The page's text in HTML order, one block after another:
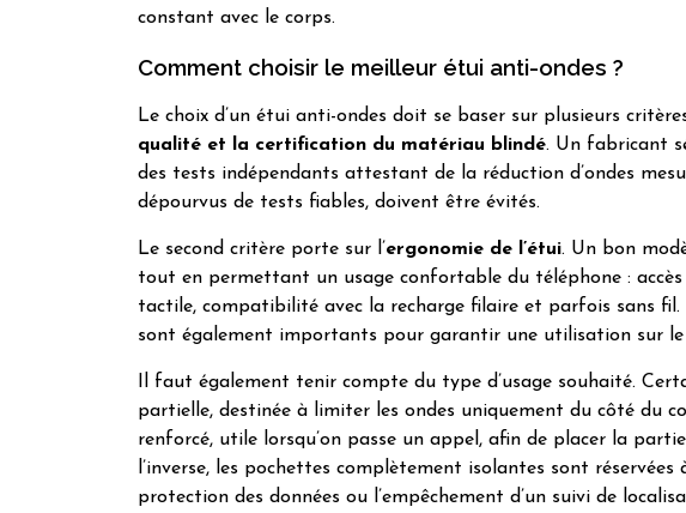
constant avec le corps.
Comment choisir le meilleur étui anti-ondes ?
Le choix d’un étui anti-ondes doit se baser sur plusieurs
qualité et la certification du matériau blindé. Un fabricant
des tests indépendants attestant de la réduction d’ondes
dépourvus de tests fiables, doivent être évités.
Le second critère porte sur l’ergonomie de l’étui. Un bon
tout en permettant un usage confortable du téléphone :
tactile, compatibilité avec la recharge filaire et parfois sans
sont également importants pour garantir une utilisation sur le
Il faut également tenir compte du type d’usage souhaité.
partielle, destinée à limiter les ondes uniquement du côté du
renforcé, utile lorsqu’on passe un appel, afin de placer la
l’inverse, les pochettes complètement isolantes sont
protection des données ou l’empêchement d’un suivi de